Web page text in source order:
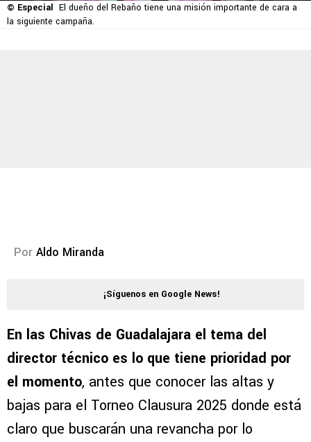
© Especial El dueño del Rebaño tiene una misión importante de cara a
la siguiente campaña.
Por Aldo Miranda
¡Síguenos en Google News!
En las Chivas de Guadalajara el tema del
director técnico es lo que tiene prioridad por
el momento, antes que conocer las altas y
bajas para el Torneo Clausura 2025 donde está
claro que buscarán una revancha por lo